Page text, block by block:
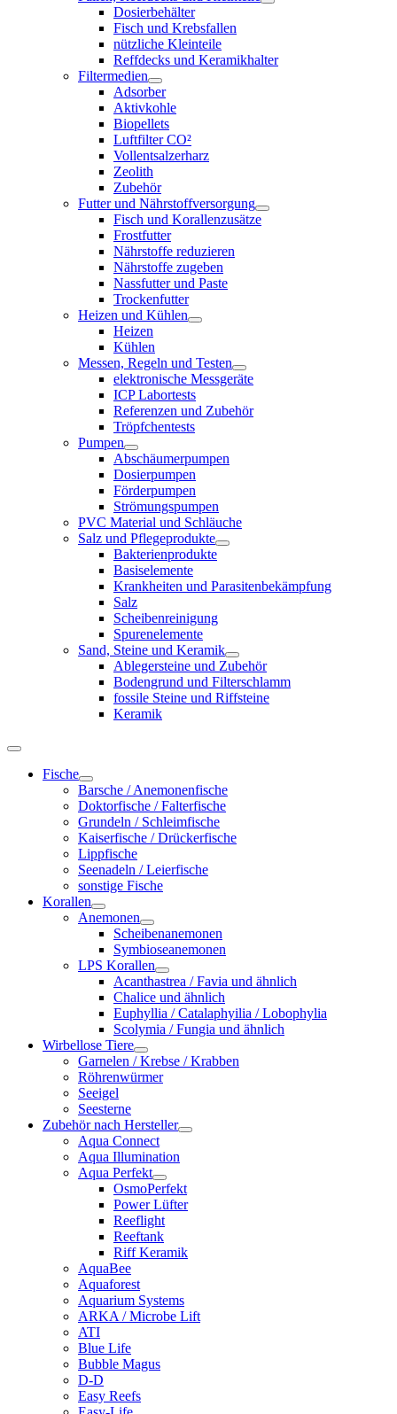
Dosierbehälter
Fisch und Krebsfallen
nützliche Kleinteile
Reffdecks und Keramikhalter
Filtermedien
Adsorber
Aktivkohle
Biopellets
Luftfilter CO²
Vollentsalzerharz
Zeolith
Zubehör
Futter und Nährstoffversorgung
Fisch und Korallenzusätze
Frostfutter
Nährstoffe reduzieren
Nährstoffe zugeben
Nassfutter und Paste
Trockenfutter
Heizen und Kühlen
Heizen
Kühlen
Messen, Regeln und Testen
elektronische Messgeräte
ICP Labortests
Referenzen und Zubehör
Tröpfchentests
Pumpen
Abschäumerpumpen
Dosierpumpen
Förderpumpen
Strömungspumpen
PVC Material und Schläuche
Salz und Pflegeprodukte
Bakterienprodukte
Basiselemente
Krankheiten und Parasitenbekämpfung
Salz
Scheibenreinigung
Spurenelemente
Sand, Steine und Keramik
Ablegersteine und Zubehör
Bodengrund und Filterschlamm
fossile Steine und Riffsteine
Keramik
Fische
Barsche / Anemonenfische
Doktorfische / Falterfische
Grundeln / Schleimfische
Kaiserfische / Drückerfische
Lippfische
Seenadeln / Leierfische
sonstige Fische
Korallen
Anemonen
Scheibenanemonen
Symbioseanemonen
LPS Korallen
Acanthastrea / Favia und ähnlich
Chalice und ähnlich
Euphyllia / Catalaphyilia / Lobophylia
Scolymia / Fungia und ähnlich
Wirbellose Tiere
Garnelen / Krebse / Krabben
Röhrenwürmer
Seeigel
Seesterne
Zubehör nach Hersteller
Aqua Connect
Aqua Illumination
Aqua Perfekt
OsmoPerfekt
Power Lüfter
Reeflight
Reeftank
Riff Keramik
AquaBee
Aquaforest
Aquarium Systems
ARKA / Microbe Lift
ATI
Blue Life
Bubble Magus
D-D
Easy Reefs